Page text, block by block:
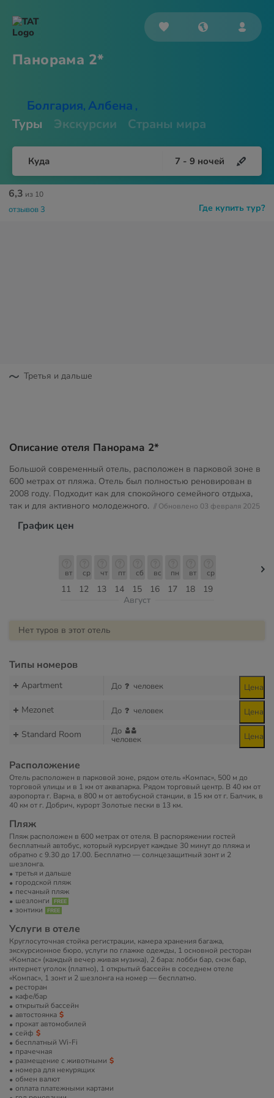
Панорама 2*
Болгария, Албена ,
Туры Экскурсии Страны мира
Куда 7 - 9 ночей
Где купить тур?
6,3 из 10
отзывов 3
Третья и дальше
Описание отеля Панорама 2*
Большой современный отель, расположен в парковой зоне в
600 метрах от пляжа. Отель был полностью реновирован в
2008 году. Подходит как для спокойного семейного отдыха,
так и для активного молодежного. // Обновлено 03 февраля 2025
График цен
11
вт
12
ср
13
чт
14
пт
15
сб
16
вс
17
пн
18
вт
19
ср
Август
Нет туров в этот отель
Типы номеров
Apartment До человек Цена
Mezonet До человек Цена
Standard Room До
человек Цена
Расположение
Отель расположен в парковой зоне, рядом отель «Компас», 500 м до
торговой улицы и в 1 км от аквапарка. Рядом торговый центр. В 40 км от
аэропорта г. Варна, в 800 м от автобусной станции, в 15 км от г. Балчик, в
40 км от г. Добрич, курорт Золотые пески в 13 км.
Пляж
Пляж расположен в 600 метрах от отеля. В распоряжении гостей
бесплатный автобус, который курсирует каждые 30 минут до пляжа и
обратно с 9.30 до 17.00. Бесплатно — солнцезащитный зонт и 2
шезлонга.
третья и дальше
городской пляж
песчаный пляж
шезлонги
зонтики
Услуги в отеле
Круглосуточная стойка регистрации, камера хранения багажа,
экскурсионное бюро, услуги по глажке одежды, 1 основной ресторан
«Компас» (каждый вечер живая музика), 2 бара: лобби бар, снэк бар,
интернет уголок (платно), 1 открытый бассейн в соседнем отеле
«Компас», 1 зонт и 2 шезлонга на номер — бесплатно.
ресторан
кафе/бар
открытый бассейн
автостоянка
прокат автомобилей
сейф
бесплатный Wi-Fi
прачечная
размещение с животными
номера для некурящих
обмен валют
оплата платежными картами